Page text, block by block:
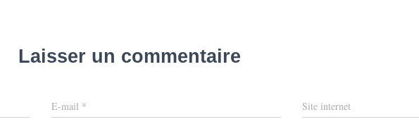
Laisser un commentaire
E-mail * Site internet